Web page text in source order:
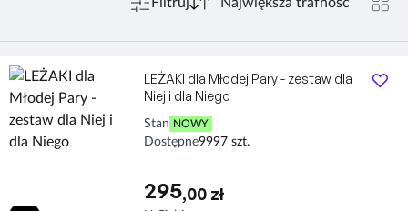
LEŻAKI dla Młodej Pary - zestaw dla
Niej i dla Niego
Stan NOWY
Dostępne9997 szt.
295,00 zł